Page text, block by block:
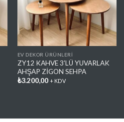
EV DEKOR ÜRÜNLERİ
ZY12 KAHVE 3’LÜ YUVARLAK
AHŞAP ZİGON SEHPA
₺3.200,00 + KDV